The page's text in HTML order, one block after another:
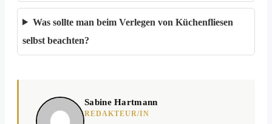
Was sollte man beim Verlegen von Küchenfliesen
selbst beachten?
Sabine Hartmann
REDAKTEUR/IN